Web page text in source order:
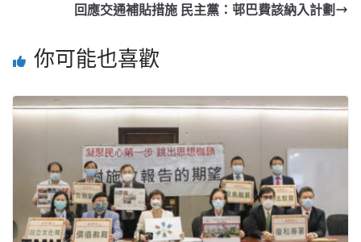
回應交通補貼措施 民主黨：邨巴費該納入計劃
你可能也喜歡